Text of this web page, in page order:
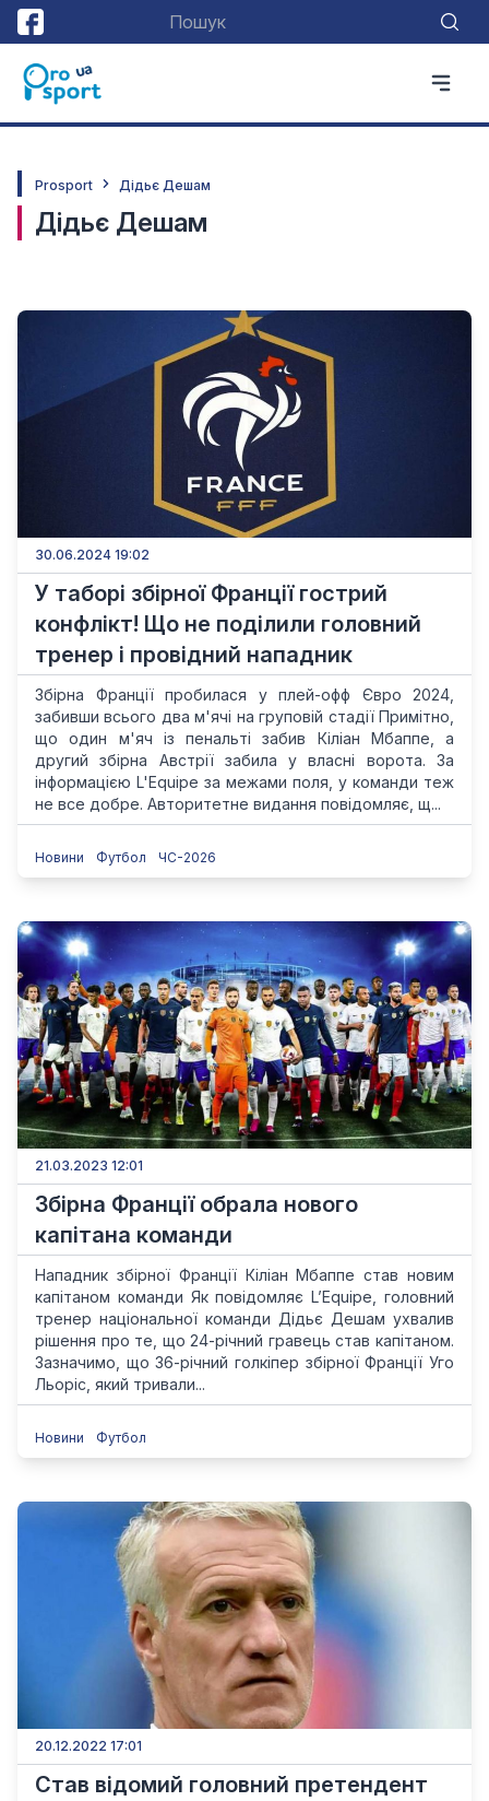
Prosport Дідьє Дешам
Дідьє Дешам
30.06.2024 19:02
У таборі збірної Франції гострий
конфлікт! Що не поділили головний
тренер і провідний нападник
Збірна Франції пробилася у плей-офф Євро 2024,
забивши всього два м'ячі на груповій стадії Примітно,
що один м'яч із пенальті забив Кіліан Мбаппе, а
другий збірна Австрії забила у власні ворота. За
інформацією L'Equipe за межами поля, у команди теж
не все добре. Авторитетне видання повідомляє, щ...
Новини Футбол ЧС-2026
21.03.2023 12:01
Збірна Франції обрала нового
капітана команди
Нападник збірної Франції Кіліан Мбаппе став новим
капітаном команди Як повідомляє L’Equipe, головний
тренер національної команди Дідьє Дешам ухвалив
рішення про те, що 24-річний гравець став капітаном.
Зазначимо, що 36-річний голкіпер збірної Франції Уго
Льоріс, який тривали...
Новини Футбол
20.12.2022 17:01
Став відомий головний претендент